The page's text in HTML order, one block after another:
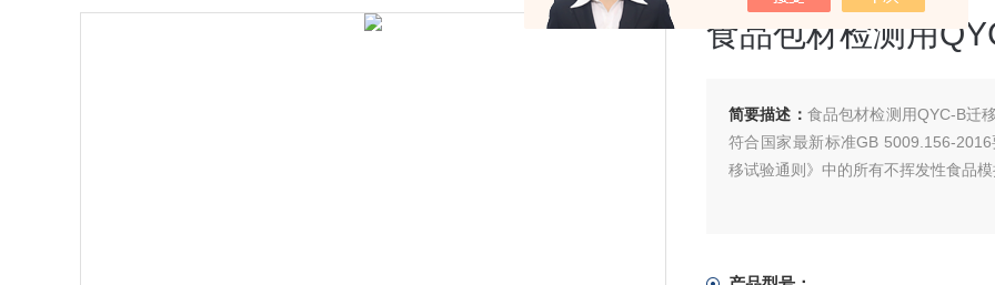
食品包材检测用
简要描述： 食品包材检测用QYC-B迁
符合国家最新标准GB 5009.156-
移试验通则》中的所有不挥发性食品